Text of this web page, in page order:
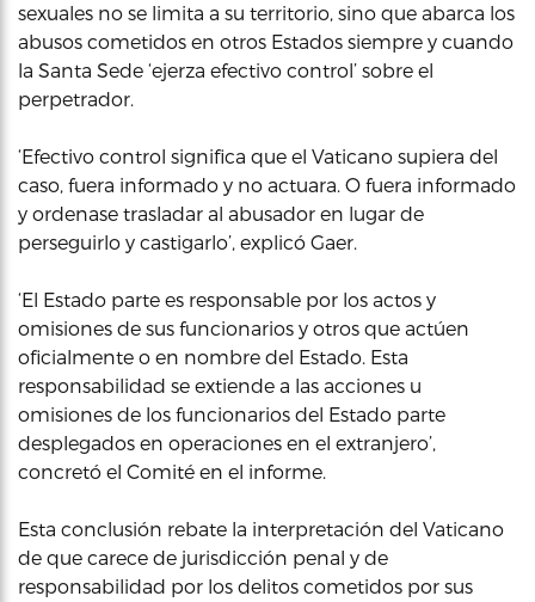
sexuales no se limita a su territorio, sino que abarca los
abusos cometidos en otros Estados siempre y cuando
la Santa Sede ‘ejerza efectivo control’ sobre el
perpetrador.
‘Efectivo control significa que el Vaticano supiera del
caso, fuera informado y no actuara. O fuera informado
y ordenase trasladar al abusador en lugar de
perseguirlo y castigarlo’, explicó Gaer.
‘El Estado parte es responsable por los actos y
omisiones de sus funcionarios y otros que actúen
oficialmente o en nombre del Estado. Esta
responsabilidad se extiende a las acciones u
omisiones de los funcionarios del Estado parte
desplegados en operaciones en el extranjero’,
concretó el Comité en el informe.
Esta conclusión rebate la interpretación del Vaticano
de que carece de jurisdicción penal y de
responsabilidad por los delitos cometidos por sus